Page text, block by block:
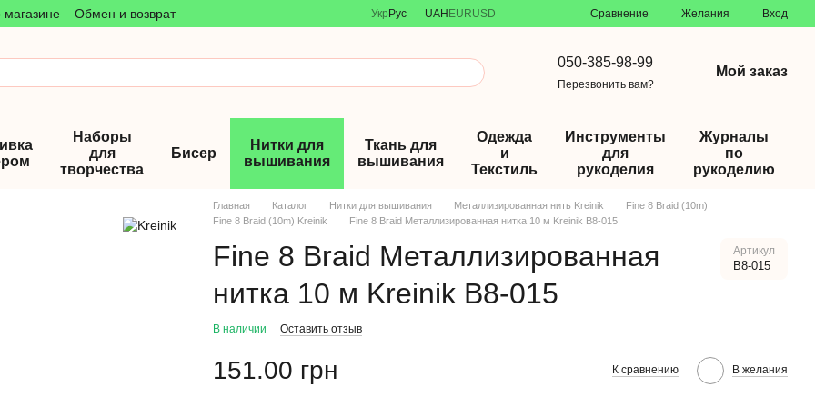
Обмен и возврат
Укр Рус UAH EURUSD Сравнение Желания Вход
050-385-98-99
Перезвонить вам?
Мой заказ
Наборы
для
творчества
Бисер
Нитки для
вышивания
Ткань для
вышивания
Одежда
и
Текстиль
Инструменты
для
рукоделия
Журналы
по
рукоделию
Главная Каталог Нитки для вышивания Металлизированная нить Kreinik
Fine 8 Braid (10m)
Fine 8 Braid (10m) Kreinik
Fine 8 Braid Металлизированная нитка 10 м Kreinik B8-015
Fine 8 Braid Металлизированная
нитка 10 м Kreinik B8-015
Артикул
B8-015
В наличии Оставить отзыв
151.00 грн К сравнению В желания